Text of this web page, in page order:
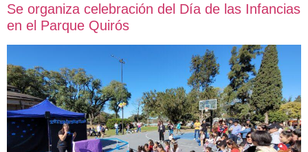
Se organiza celebración del Día de las Infancias
en el Parque Quirós